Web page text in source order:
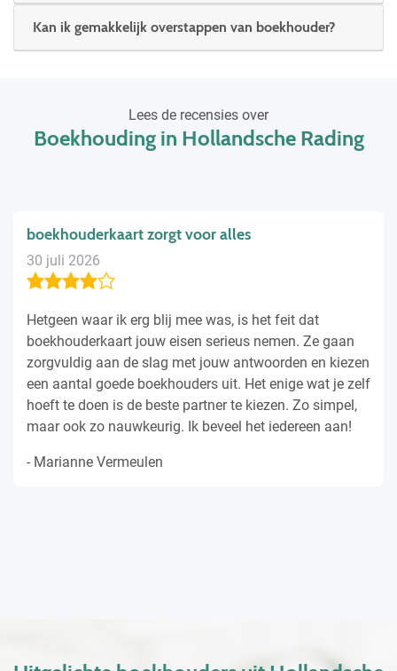
Kan ik gemakkelijk overstappen van boekhouder?
Lees de recensies over
Boekhouding in Hollandsche Rading
boekhouderkaart zorgt voor alles
30 juli 2026
Hetgeen waar ik erg blij mee was, is het feit dat
boekhouderkaart jouw eisen serieus nemen. Ze gaan
zorgvuldig aan de slag met jouw antwoorden en kiezen
een aantal goede boekhouders uit. Het enige wat je zelf
hoeft te doen is de beste partner te kiezen. Zo simpel,
maar ook zo nauwkeurig. Ik beveel het iedereen aan!
- Marianne Vermeulen